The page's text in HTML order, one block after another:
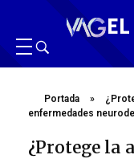
Portada »
enfermedades
¿Protege la